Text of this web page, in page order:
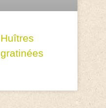
Huîtres
gratinées